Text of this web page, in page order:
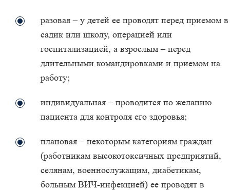
разовая – у детей ее проводят перед приемом в
садик или школу, операцией или
госпитализацией, а взрослым – перед
длительными командировками и приемом на
работу;
индивидуальная – проводится по желанию
пациента для контроля его здоровья;
плановая – некоторым категориям граждан
(работникам высокотоксичных предприятий,
селянам, военнослужащим, диабетикам,
больным ВИЧ-инфекцией) ее проводят в